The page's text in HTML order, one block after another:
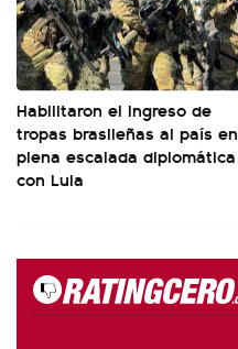
Habilitaron el ingreso de
tropas brasileñas al país en
plena escalada diplomática
con Lula